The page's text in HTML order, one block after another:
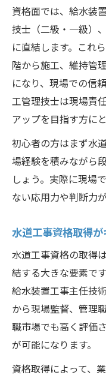
資格面では、給水装
技士（二級・一級）
に直結します。これ
階から施工、維持管
になり、現場での信
工管理技士は現場責
アップを目指す方に
初心者の方はまず水
場経験を積みながら
しょう。実際に現場
ない応用力や判断力
水道工事資格取得
水道工事資格の取得
結する大きな要素で
給水装置工事主任技
から現場監督、管理
職市場でも高く評価
が可能になります。
資格取得によって、